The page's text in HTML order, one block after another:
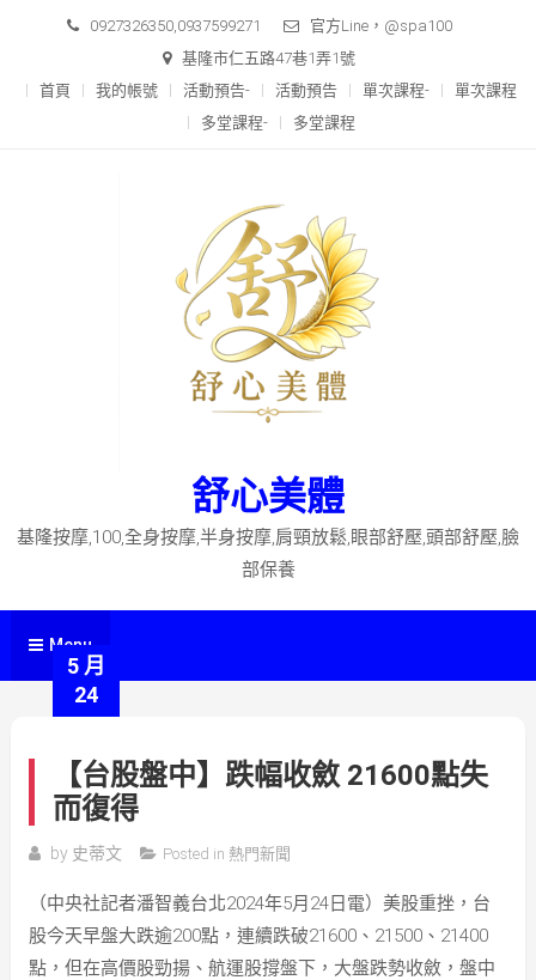
content
0927326350,0937599271
官方Line，@spa100
基隆市仁五路47巷1弄1號
首頁
我的帳號 活動預告- 活動預告 單次課程-
單次課程
多堂課程-
多堂課程
舒心美體
基隆按摩,100,全身按摩,半身按摩,肩頸放鬆,眼部舒壓,頭部舒壓,臉
部保養
Menu
5 月
24
【台股盤中】跌幅收斂 21600點失
而復得
by 史蒂文 Posted in 熱門新聞
（中央社記者潘智義台北2024年5月24日電）美股重挫，台
股今天早盤大跌逾200點，連續跌破21600、21500、21400
點，但在高價股勁揚、航運股撐盤下，大盤跌勢收斂，盤中